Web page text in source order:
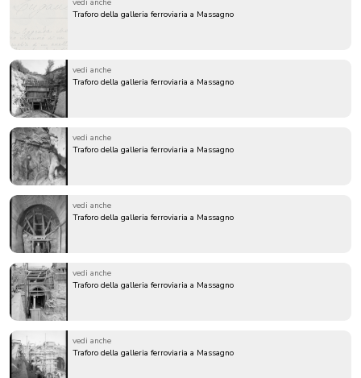
vedi anche
Traforo della galleria ferroviaria a Massagno
vedi anche
Traforo della galleria ferroviaria a Massagno
vedi anche
Traforo della galleria ferroviaria a Massagno
vedi anche
Traforo della galleria ferroviaria a Massagno
vedi anche
Traforo della galleria ferroviaria a Massagno
vedi anche
Traforo della galleria ferroviaria a Massagno